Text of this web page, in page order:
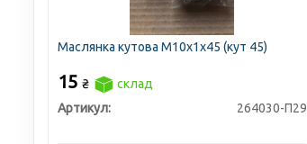
Маслянка кутова М10х1х45 (кут 45)
15 ₴
склад
Артикул:
264030-П29